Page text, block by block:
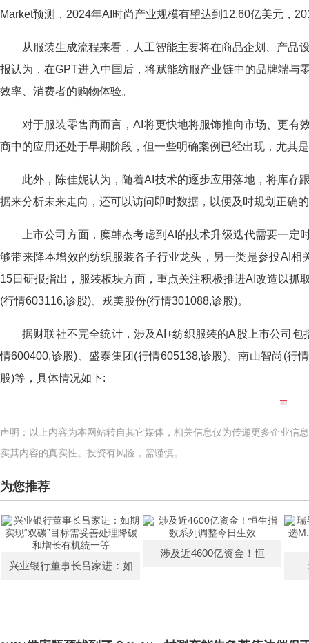
Market预测，2024年AI时尚产业规模有望达到12.60亿美元，
从服装生成流程来看，人工智能主要将在商品企划、产品
报认为，在GPT进入中国后，将赋能纺服产业链中的品牌端与
效率、消费者的购物体验。
对于服装零售商而言，AI将更快地将服饰推向市场、更有
商中的应用还处于早期阶段，但一些明确案例已经出现，尤其
此外，陈佳妮认为，随着AI技术的逐步应用落地，将库存
据来分析未来走向，还可以访问即时数据，以便及时规划正确
上市公司方面，糜韩杰考虑到AI的技术升级迭代需要一
够带来降本增效的纺织服装各子行业龙头，另一类是参投AI
15日研报指出，服装板块方面，重点关注积极推进AI改造以抓
(行情603116,诊股)、戎美股份(行情301088,诊股)。
据财联社不完全统计，涉及AI+纺织服装的A股上市公司
情600400,诊股)、盛泰集团(行情605138,诊股)、南山智尚(行
股)等，具体情况如下:
声明：以上内容为本网站转自其它媒体，相关信息仅为传递更多企业信
实其内容的真实性。投资有风险，需谨慎。
为您推荐
兴业银行董事长吕家进：如
涉及近4600亿资金！恒